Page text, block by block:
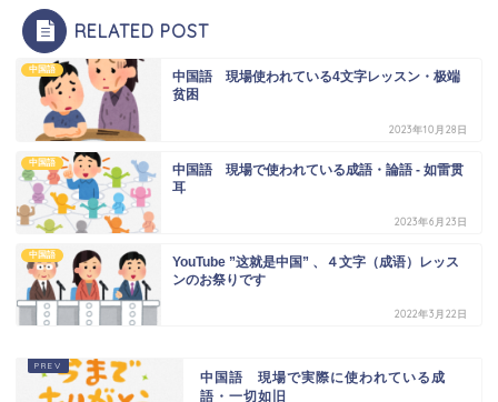
RELATED POST
中国語
中国語 現場使われている4文字レッスン・极端
贫困
2023年10月28日
中国語
中国語 現場で使われている成語・論語 - 如雷贯
耳
2023年6月23日
中国語
YouTube ”这就是中国” 、４文字（成语）レッス
ンのお祭りです
2022年3月22日
中国語 現場で実際に使われている成
語・一切如旧